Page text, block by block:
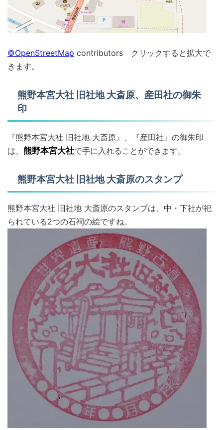
©OpenStreetMap contributors クリックすると拡大で
きます。
熊野本宮大社 旧社地 大斎原、産田社の御朱
印
『熊野本宮大社 旧社地 大斎原』、『産田社』の御朱印
は、 熊野本宮大社で手に入れることができます。
熊野本宮大社 旧社地 大斎原のスタンプ
熊野本宮大社 旧社地 大斎原のスタンプは、中・下社が祀
られている2つの石祠の絵ですね。